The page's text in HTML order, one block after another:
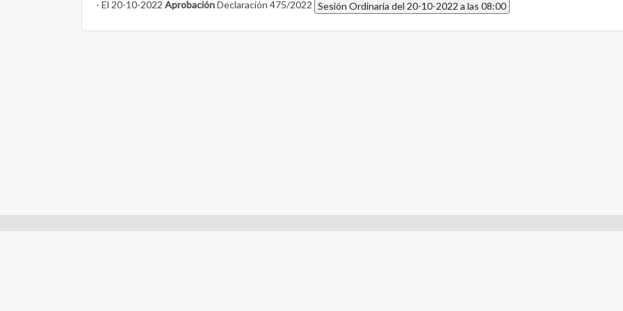
- El 20-10-2022 AprobaciónDeclaración 475/2022 Sesión Ordinaria del 20-10-2022 a las 08:00